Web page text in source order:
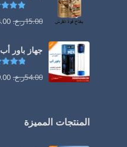
15.00ر.ع.
جهاز باور
54.00ر.ع.
المنتجات المميزة